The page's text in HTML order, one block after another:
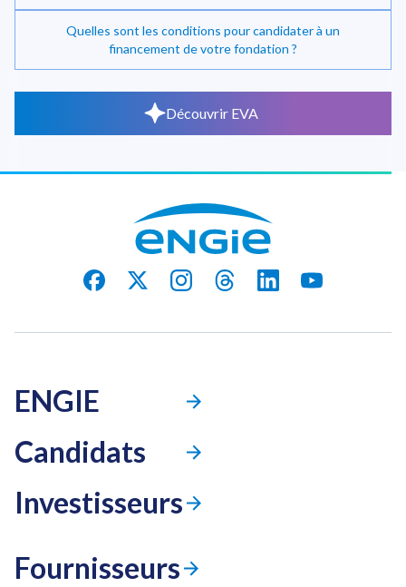
Quelles sont les conditions pour candidater à un
financement de votre fondation ?
Découvrir EVA
ENGIE
Candidats
Investisseurs
Fournisseurs